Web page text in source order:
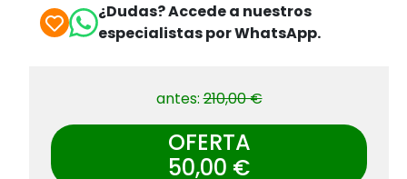
¿Dudas? Accede a nuestros
especialistas por WhatsApp.
antes:210,00 €
OFERTA
50,00 €